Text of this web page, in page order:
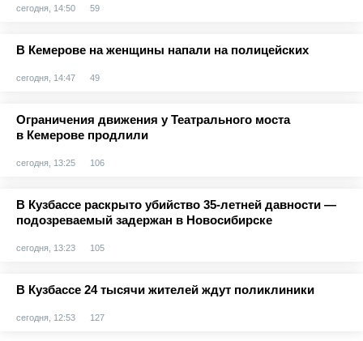
сегодня, 14:50 59
В Кемерове на женщины напали на полицейских
сегодня, 14:47 49
Ограничения движения у Театрального моста
в Кемерове продлили
сегодня, 13:25 106
В Кузбассе раскрыто убийство 35-летней давности —
подозреваемый задержан в Новосибирске
сегодня, 13:23 105
В Кузбассе 24 тысячи жителей ждут поликлиники
сегодня, 12:53 127